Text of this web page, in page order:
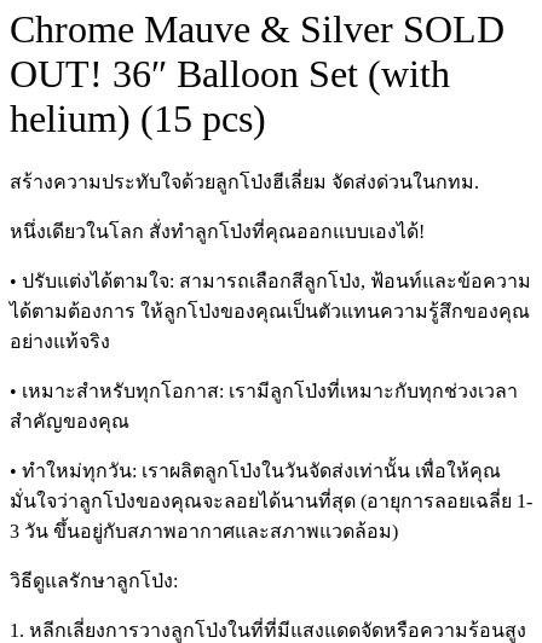
Chrome Mauve & Silver SOLD
OUT! 36″ Balloon Set (with
helium) (15 pcs)
สร้างความประทับใจด้วยลูกโป่งฮีเลี่ยม จัดส่งด่วนในกทม.
หนึ่งเดียวในโลก สั่งทำลูกโป่งที่คุณออกแบบเองได้!
• ปรับแต่งได้ตามใจ: สามารถเลือกสีลูกโป่ง, ฟ้อนท์และข้อความ
ได้ตามต้องการ ให้ลูกโป่งของคุณเป็นตัวแทนความรู้สึกของคุณ
อย่างแท้จริง
• เหมาะสำหรับทุกโอกาส: เรามีลูกโป่งที่เหมาะกับทุกช่วงเวลา
สำคัญของคุณ
• ทำใหม่ทุกวัน: เราผลิตลูกโป่งในวันจัดส่งเท่านั้น เพื่อให้คุณ
มั่นใจว่าลูกโป่งของคุณจะลอยได้นานที่สุด (อายุการลอยเฉลี่ย 1-
3 วัน ขึ้นอยู่กับสภาพอากาศและสภาพแวดล้อม)
วิธีดูแลรักษาลูกโป่ง:
1. หลีกเลี่ยงการวางลูกโป่งในที่ที่มีแสงแดดจัดหรือความร้อนสูง